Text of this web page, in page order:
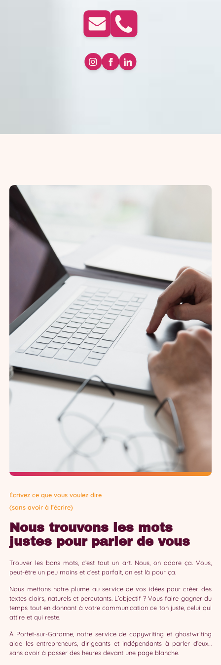
Écrivez ce que vous voulez dire
(sans avoir à l’écrire)
Nous trouvons les mots
justes pour parler de vous
Trouver les bons mots, c’est tout un art. Nous, on adore ça. Vous,
peut-être un peu moins et c’est parfait, on est là pour ça.
Nous mettons notre plume au service de vos idées pour créer des
textes clairs, naturels et percutants. L’objectif ? Vous faire gagner du
temps tout en donnant à votre communication ce ton juste, celui qui
attire et qui reste.
À Portet-sur-Garonne, notre service de copywriting et ghostwriting
aide les entrepreneurs, dirigeants et indépendants à parler d’eux…
sans avoir à passer des heures devant une page blanche.